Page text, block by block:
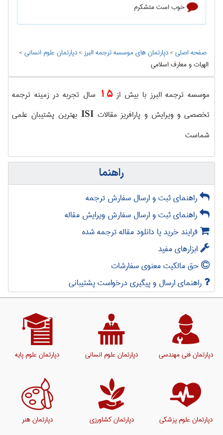
خوب است متشکرم
صفحه اصلی>دپارتمان های موسسه ترجمه البرز>دپارتمان علوم انسانی>
الهیات و معارف اسلامی
موسسه ترجمه البرز با بیش از15 سال تجربه در زمینه ترجمه
تخصصی و ویرایش و پارافریز مقالاتISI بهترین پشتیبان علمی
شماست
راهنما
راهنمای ثبت و ارسال سفارش ترجمه
راهنمای ثبت و ارسال سفارش ویرایش مقاله
فرایند خرید یا دانلود مقاله ترجمه شده
ابزارهای مفید
حق مالکیت معنوی سفارشات
راهنمای ارسال و پیگیری درخواست پشتیبانی
دپارتمان فنی مهندسی دپارتمان علوم انسانی دپارتمان علوم پایه
دپارتمان علوم پزشکی دپارتمان کشاورزی دپارتمان هنر